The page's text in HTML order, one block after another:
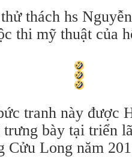
thách hs
thi mỹ thuật của
tranh này được
bày tại triển
Cửu Long năm